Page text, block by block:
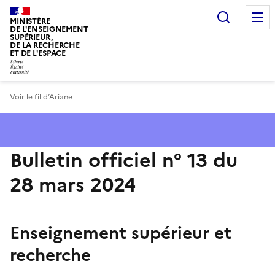
MINISTÈRE
DE L'ENSEIGNEMENT
SUPÉRIEUR,
DE LA RECHERCHE
ET DE L'ESPACE
Voir le fil d’Ariane
Bulletin officiel n° 13 du
28 mars 2024
Enseignement supérieur et
recherche
Panneau de gestion des cookies